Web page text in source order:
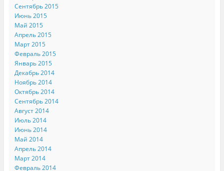
Сентябрь 2015
Июнь 2015
Май 2015
Апрель 2015
Март 2015
Февраль 2015
Январь 2015
Декабрь 2014
Ноябрь 2014
Октябрь 2014
Сентябрь 2014
Август 2014
Июль 2014
Июнь 2014
Май 2014
Апрель 2014
Март 2014
Февраль 2014